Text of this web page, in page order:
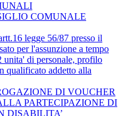
COMUNALE
legge 56/87 presso il
per l'assunzione a tempo
unita' di personale, profilo
qualificato addetto alla
DI VOUCHER
PARTECIPAZIONE DI
DISABILITA’